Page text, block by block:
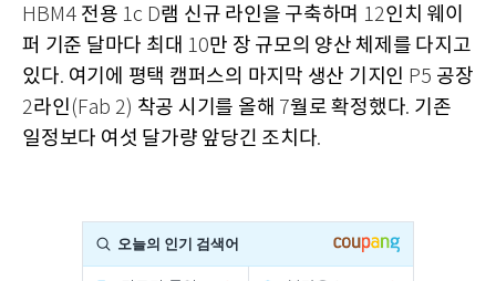
HBM4 전용 1c D램 신규 라인을 구축하며 12인치 웨이
퍼 기준 달마다 최대 10만 장 규모의 양산 체제를 다지고
있다. 여기에 평택 캠퍼스의 마지막 생산 기지인 P5 공장
2라인 (Fab 2) 착공 시기를 올해 7월로 확정했다. 기존
일정보다 여섯 달가량 앞당긴 조치다.